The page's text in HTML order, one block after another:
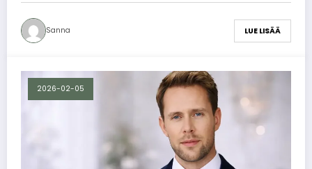
Sanna LUE LISÄÄ
2026-02-05